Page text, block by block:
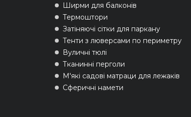
Ширми для балконів
Термоштори
Затіняючі сітки для паркану
Тенти з люверсами по периметру
Вуличні тюлі
Тканинні перголи
М'які садові матраци для лежаків
Сферичні намети